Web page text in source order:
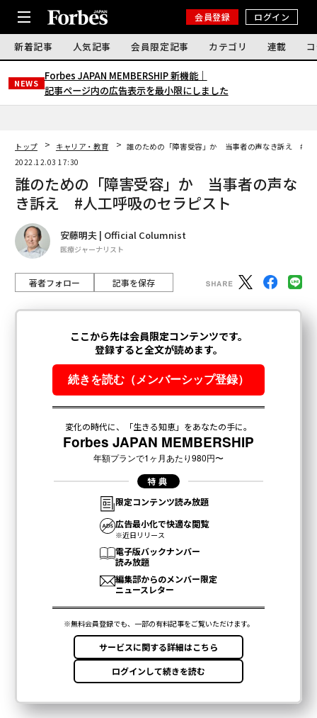
会員登録 ログイン
新着記事 人気記事 会員限定記事 カテゴリ 連載
NEWS
Forbes JAPAN MEMBERSHIP 新機能｜
記事ページ内の広告表示を最小限にしました
トップ キャリア・教育
誰のための「障害受容」か 当事者の声なき訴え #人
2022.12.03 17:30
誰のための「障害受容」か 当事者の声な
き訴え #人工呼吸のセラピスト
安藤明夫 | Official Columnist
医療ジャーナリスト
著者フォロー 記事を保存